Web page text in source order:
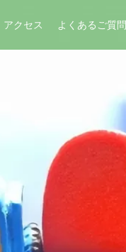
アクセス よくあるご質問